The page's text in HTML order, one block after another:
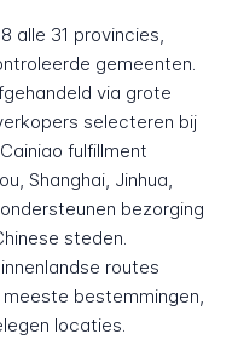
alle 31 provincies,
gemeenten.
via grote
selecteren bij
fulfillment
Shanghai, Jinhua,
bezorging
steden.
routes
bestemmingen,
locaties.